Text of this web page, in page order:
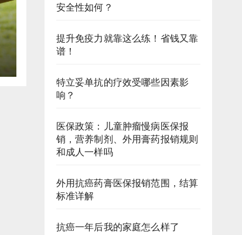
安全性如何？
提升免疫力就靠这么练！省钱又靠
谱！
特立妥单抗的疗效受哪些因素影
响？
医保政策：儿童肿瘤慢病医保报
销，营养制剂、外用膏药报销规则
和成人一样吗
外用抗癌药膏医保报销范围，结算
标准详解
抗癌一年后我的家庭怎么样了